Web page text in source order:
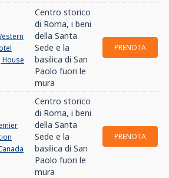
Centro storico
di Roma, i beni
della Santa
Sede e la
basilica di San
Paolo fuori le
mura
PRENOTA
Centro storico
di Roma, i beni
della Santa
Sede e la
basilica di San
Paolo fuori le
mura
PRENOTA